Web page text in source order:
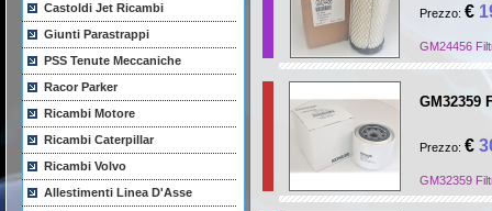
Castoldi Jet Ricambi
Giunti Parastrappi
PSS Tenute Meccaniche
Racor Parker
Ricambi Motore
Ricambi Caterpillar
Ricambi Volvo
Allestimenti Linea D'Asse
Prezzo: €
GM24456
GM32359
Prezzo: €
GM32359